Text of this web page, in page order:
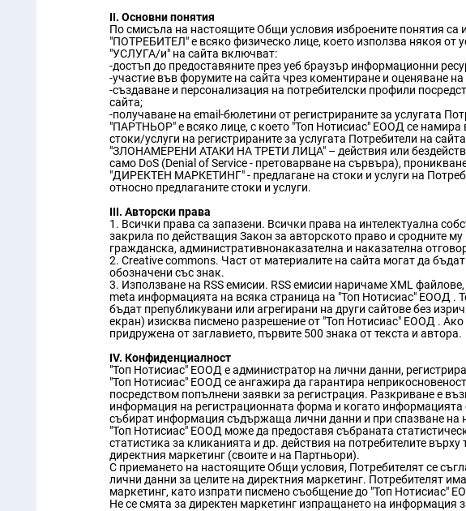
II. Основни понятия
По смисъла на настоящите Общи условия изброените понятия са
"ПОТРЕБИТЕЛ" е всяко физическо лице, което използва някоя от
"УСЛУГА/и" на сайта включват:
-достъп до предоставяните през уеб браузър информационни
-участие във форумите на сайта чрез коментиране и оценяване
-създаване и персонализация на потребителски профили
сайта;
-получаване на email-бюлетини от регистрираните за услугата
"ПАРТНЬОР" е всяко лице, с което "Топ Нотисиас" ЕООД се
стоки/услуги на регистрираните за услугата Потребители на
"ЗЛОНАМЕРЕНИ АТАКИ НА ТРЕТИ ЛИЦА" – действия или
само DoS (Denial of Service - претоварване на сървъра),
"ДИРЕКТЕН МАРКЕТИНГ" - предлагане на стоки и услуги на
относно предлаганите стоки и услуги.
III. Авторски права
1. Всички права са запазени. Всички права на интелектуална
закрила по действащия Закон за авторското право и сродните
гражданска, административнонаказателна и наказателна
2. Creative commons. Част от материалите на сайта могат да
обозначени със знак.
3. Използване на RSS емисии. RSS емисии наричаме XML
meta информацията на всяка страница на "Топ Нотисиас" ЕООД .
бъдат препубликувани или агрегирани на други сайтове без
екран) изисква писмено разрешение от "Топ Нотисиас" ЕООД .
придружена от заглавието, първите 500 знака от текста и автора.
IV. Конфиденциалност
"Топ Нотисиас" ЕООД е администратор на лични данни,
"Топ Нотисиас" ЕООД се ангажира да гарантира
посредством попълнени заявки за регистрация. Разкриване е
информация на регистрационната форма и когато
събират информация съдържаща лични данни и при спазване на
"Топ Нотисиас" ЕООД може да предоставя събраната
статистика за кликанията и др. действия на потребителите
директния маркетинг (своите и на Партньори).
С приемането на настоящите Общи условия, Потребителят се
лични данни за целите на директния маркетинг. Потребителят
маркетинг, като изпрати писмено съобщение до "Топ Нотисиас"
Не се смята за директен маркетинг изпращането на информация